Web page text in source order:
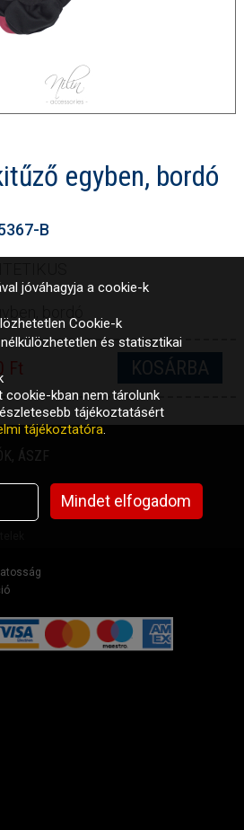
egyben, bordó
B
bordó
Ft KOSÁRBA
ÁSZF
jóváhagyja a cookie-k
Cookie-k
és statisztikai
cookie-kban nem tárolunk
tájékoztatásért
tájékoztatóra.
Mindet elfogadom